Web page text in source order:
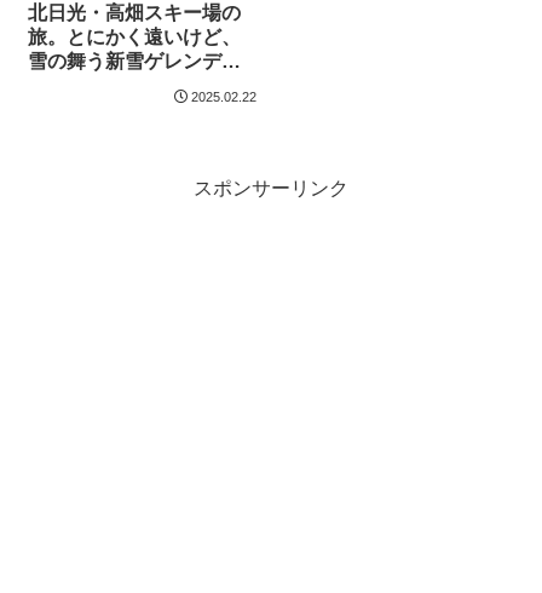
北日光・高畑スキー場の
旅。とにかく遠いけど、
雪の舞う新雪ゲレンデが
とても気持ちよく楽しか
った。ぜひ滑りに行って
2025.02.22
スポンサーリンク